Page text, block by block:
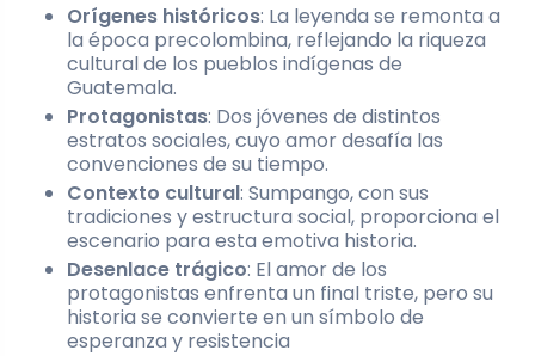
Orígenes históricos: La leyenda se remonta a
la época precolombina, reflejando la riqueza
cultural de los pueblos indígenas de
Guatemala.
Protagonistas: Dos jóvenes de distintos
estratos sociales, cuyo amor desafía las
convenciones de su tiempo.
Contexto cultural: Sumpango, con sus
tradiciones y estructura social, proporciona el
escenario para esta emotiva historia.
Desenlace trágico: El amor de los
protagonistas enfrenta un final triste, pero su
historia se convierte en un símbolo de
esperanza y resistencia